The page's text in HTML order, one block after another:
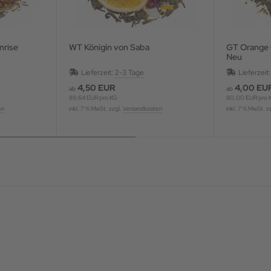
WT Königin von Saba
Lieferzeit: 2-3 Tage
ab 4,50 EUR
89,64 EUR pro KG
inkl. 7 % MwSt. zzgl. Versandkosten
GT
Neu
ab 4,00
80,00 EUR pro
inkl. 7 % MwSt.